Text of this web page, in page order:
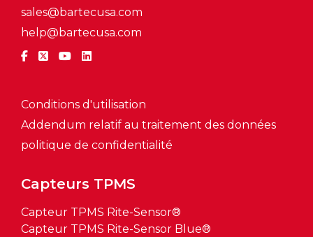
Capteurs TPMS
Capteur TPMS Rite-Sensor®
Capteur TPMS Rite-Sensor Blue®
sales@bartecusa.com
help@bartecusa.com
Conditions d'utilisation
Addendum relatif au traitement des données
politique de confidentialité